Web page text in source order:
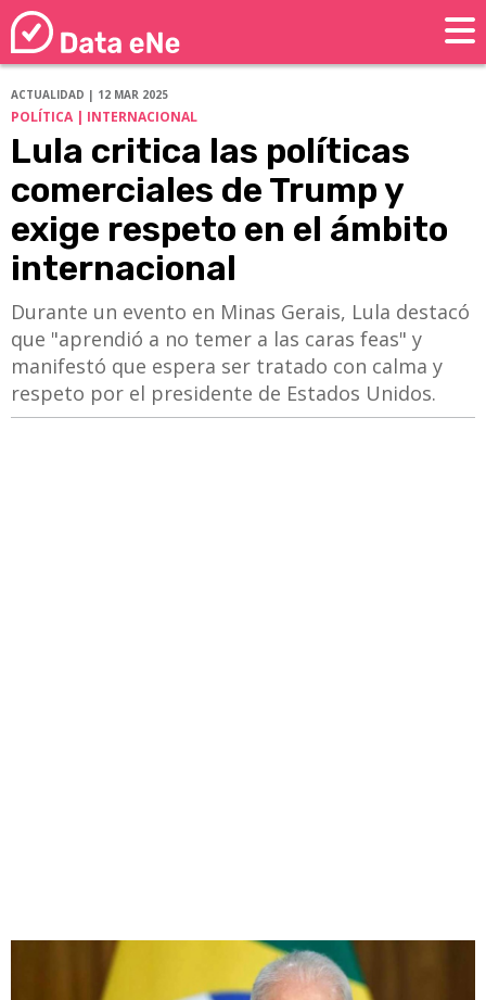
ACTUALIDAD | 12 MAR 2025
POLÍTICA | INTERNACIONAL
Lula critica las políticas
comerciales de Trump y
exige respeto en el ámbito
internacional
Durante un evento en Minas Gerais, Lula destacó
que "aprendió a no temer a las caras feas" y
manifestó que espera ser tratado con calma y
respeto por el presidente de Estados Unidos.